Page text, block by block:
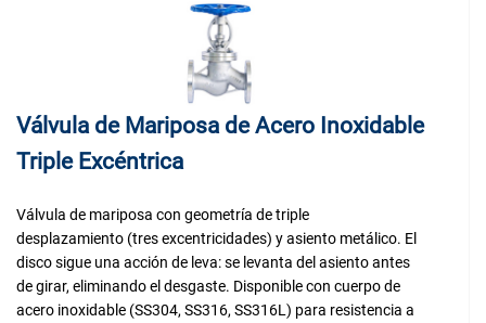
Válvula de Mariposa de Acero Inoxidable
Triple Excéntrica
Válvula de mariposa con geometría de triple
desplazamiento (tres excentricidades) y asiento metálico. El
disco sigue una acción de leva: se levanta del asiento antes
de girar, eliminando el desgaste. Disponible con cuerpo de
acero inoxidable (SS304, SS316, SS316L) para resistencia a